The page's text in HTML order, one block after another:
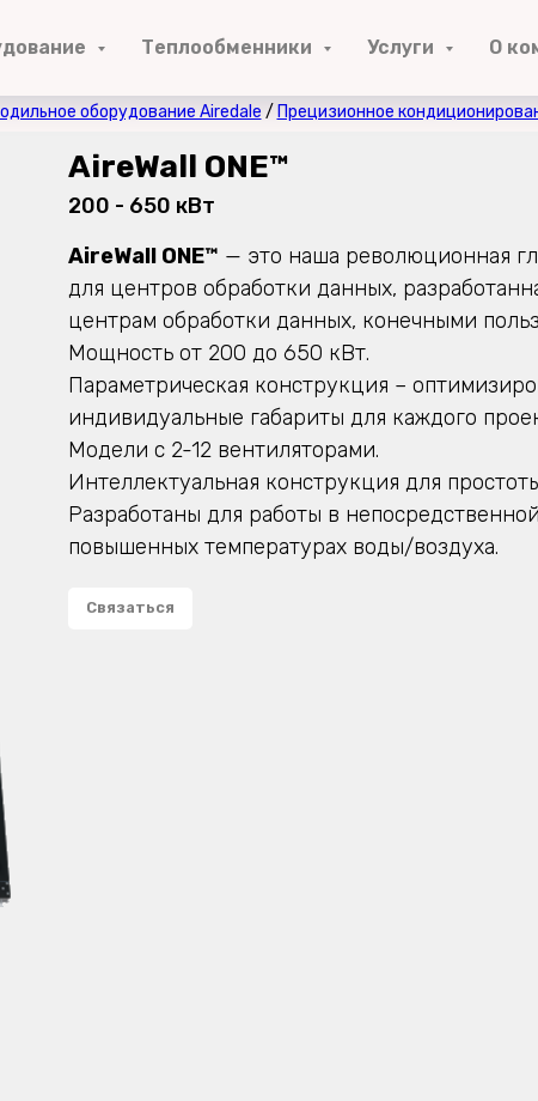
Теплообменники Услуги О
оборудование Airedale / Прецизионное
AireWall ONE™
200 - 650 кВт
AireWall ONE™ — это наша революционная
для центров обработки данных,
центрам обработки данных, конечными
Мощность от 200 до 650 кВт.
Параметрическая конструкция –
индивидуальные габариты для каждого
Модели с 2-12 вентиляторами.
Интеллектуальная конструкция для
Разработаны для работы в
повышенных температурах воды/воздуха.
Связаться